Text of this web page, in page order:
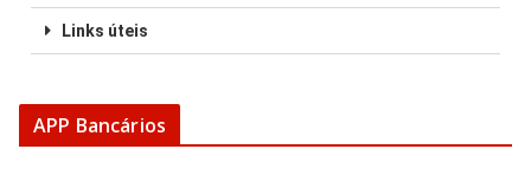
Links úteis
APP Bancários